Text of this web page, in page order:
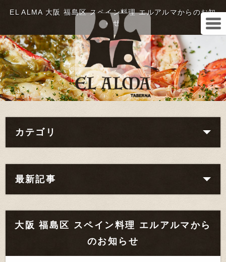
EL ALMA 大阪 福島区 スペイン料理 エルアルマからのお知
らせ
カテゴリ
最新記事
大阪 福島区 スペイン料理 エルアルマから
のお知らせ